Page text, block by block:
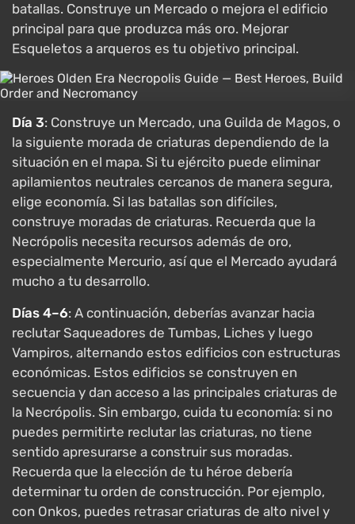
batallas. Construye un Mercado o mejora el edificio
principal para que produzca más oro. Mejorar
Esqueletos a arqueros es tu objetivo principal.
Día 3: Construye un Mercado, una Guilda de Magos, o
la siguiente morada de criaturas dependiendo de la
situación en el mapa. Si tu ejército puede eliminar
apilamientos neutrales cercanos de manera segura,
elige economía. Si las batallas son difíciles,
construye moradas de criaturas. Recuerda que la
Necrópolis necesita recursos además de oro,
especialmente Mercurio, así que el Mercado ayudará
mucho a tu desarrollo.
Días 4–6: A continuación, deberías avanzar hacia
reclutar Saqueadores de Tumbas, Liches y luego
Vampiros, alternando estos edificios con estructuras
económicas. Estos edificios se construyen en
secuencia y dan acceso a las principales criaturas de
la Necrópolis. Sin embargo, cuida tu economía: si no
puedes permitirte reclutar las criaturas, no tiene
sentido apresurarse a construir sus moradas.
Recuerda que la elección de tu héroe debería
determinar tu orden de construcción. Por ejemplo,
con Onkos, puedes retrasar criaturas de alto nivel y